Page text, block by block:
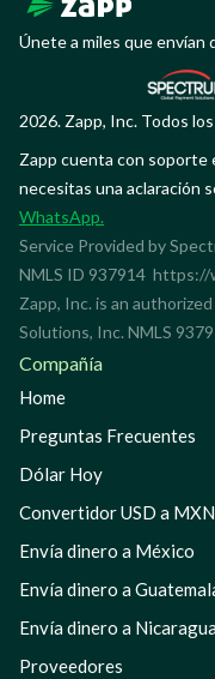
Únete a miles que envían
2026. Zapp, Inc. Todos
Zapp cuenta con soporte
necesitas una aclaración
WhatsApp.
Service Provided by
NMLS ID 937914 https://
Zapp, Inc. is an
Solutions, Inc. NMLS
Compañía
Home
Preguntas Frecuentes
Dólar Hoy
Convertidor USD a MXN
Envía dinero a México
Envía dinero a
Envía dinero a Nicaragua
Proveedores